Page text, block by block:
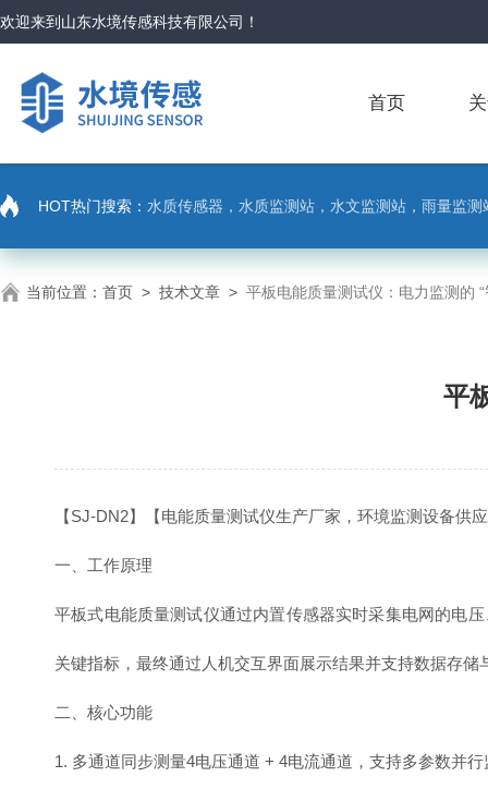
欢迎来到 山东水境传感科技有限公司 ！
首页
HOT热门搜索： 水质传感器，水质监测站，水文监测站，雨量监
当前位置： 首页 > 技术文章 > 平板电能质量测试仪：电力监测的 “
平
【SJ-DN2】【电能质量测试仪生产厂家，环境监测设备供
一、工作原理
平板式电能质量测试仪通过内置传感器实时采集电网的电
关键指标，最终通过人机交互界面展示结果并支持数据存储
二、核心功能
1. 多通道同步测量4电压通道 + 4电流通道，支持多参数并